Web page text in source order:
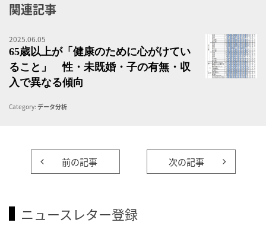
関連記事
2025.06.05
65歳以上が「健康のために心がけてい
ること」 性・未既婚・子の有無・収
入で異なる傾向
Category: データ分析
前の記事 次の記事
ニュースレター登録